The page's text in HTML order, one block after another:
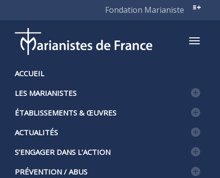
Fondation Marianiste
ACCUEIL
LES MARIANISTES
ÉTABLISSEMENTS & ŒUVRES
ACTUALITÉS
S’ENGAGER DANS L’ACTION
PRÉVENTION / ABUS